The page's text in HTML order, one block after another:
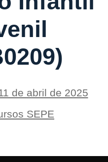
de abril de 2025
SEPE